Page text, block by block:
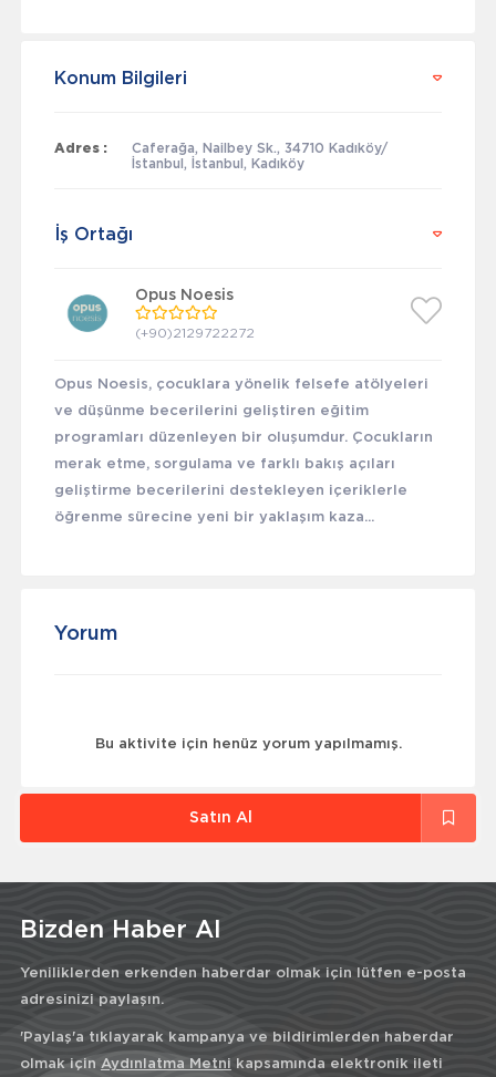
Konum Bilgileri
Adres :
Caferağa, Nailbey Sk., 34710 Kadıköy/
İstanbul, İstanbul, Kadıköy
İş Ortağı
Opus Noesis
(+90)2129722272
Opus Noesis, çocuklara yönelik felsefe atölyeleri
ve düşünme becerilerini geliştiren eğitim
programları düzenleyen bir oluşumdur. Çocukların
merak etme, sorgulama ve farklı bakış açıları
geliştirme becerilerini destekleyen içeriklerle
öğrenme sürecine yeni bir yaklaşım kaza...
Yorum
Bu aktivite için henüz yorum yapılmamış.
Satın Al
Bizden Haber Al
Yeniliklerden erkenden haberdar olmak için lütfen e-posta
adresinizi paylaşın.
'Paylaş'a tıklayarak kampanya ve bildirimlerden haberdar
olmak için Aydınlatma Metni kapsamında elektronik ileti